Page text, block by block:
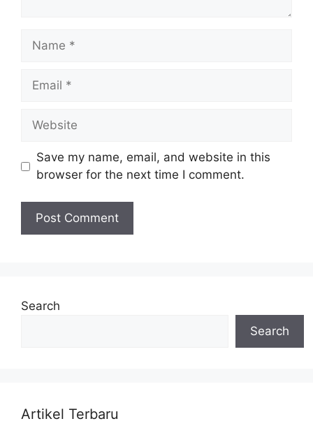
Name
Email
Website
Save my name, email, and website in this
browser for the next time I comment.
Search
Search
Artikel Terbaru